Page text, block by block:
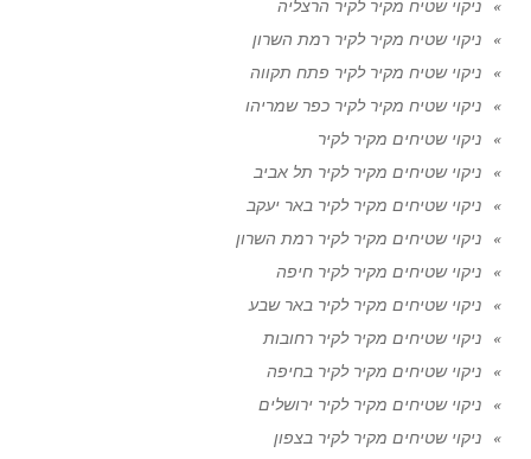
ניקוי שטיח מקיר לקיר הרצליה
ניקוי שטיח מקיר לקיר רמת השרון
ניקוי שטיח מקיר לקיר פתח תקווה
ניקוי שטיח מקיר לקיר כפר שמריהו
ניקוי שטיחים מקיר לקיר
ניקוי שטיחים מקיר לקיר תל אביב
ניקוי שטיחים מקיר לקיר באר יעקב
ניקוי שטיחים מקיר לקיר רמת השרון
ניקוי שטיחים מקיר לקיר חיפה
ניקוי שטיחים מקיר לקיר באר שבע
ניקוי שטיחים מקיר לקיר רחובות
ניקוי שטיחים מקיר לקיר בחיפה
ניקוי שטיחים מקיר לקיר ירושלים
ניקוי שטיחים מקיר לקיר בצפון